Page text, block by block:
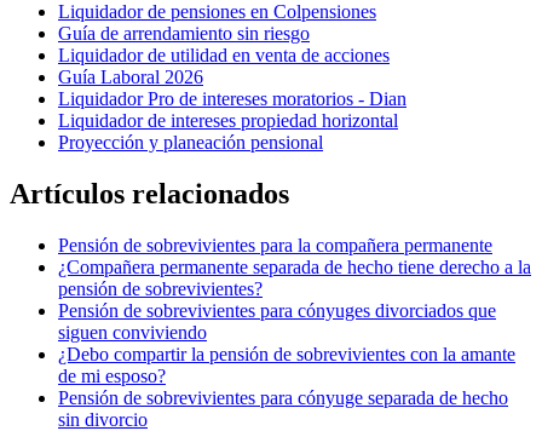
Liquidador de pensiones en Colpensiones
Guía de arrendamiento sin riesgo
Liquidador de utilidad en venta de acciones
Guía Laboral 2026
Liquidador Pro de intereses moratorios - Dian
Liquidador de intereses propiedad horizontal
Proyección y planeación pensional
Artículos relacionados
Pensión de sobrevivientes para la compañera permanente
¿Compañera permanente separada de hecho tiene derecho a la
pensión de sobrevivientes?
Pensión de sobrevivientes para cónyuges divorciados que
siguen conviviendo
¿Debo compartir la pensión de sobrevivientes con la amante
de mi esposo?
Pensión de sobrevivientes para cónyuge separada de hecho
sin divorcio